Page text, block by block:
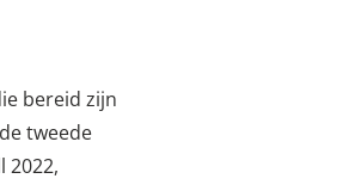
bereid zijn
tweede
2022,